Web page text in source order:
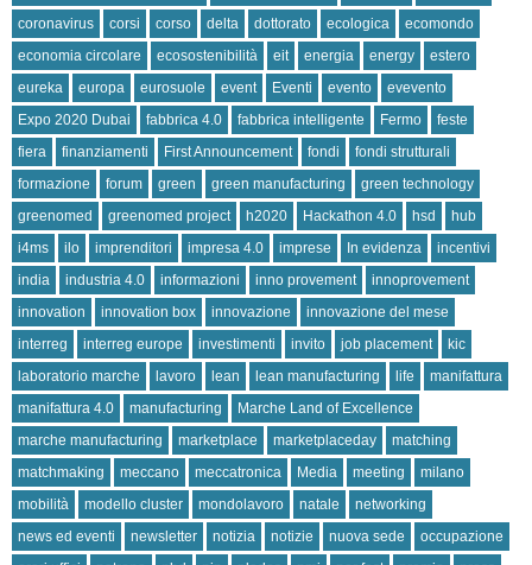
coronavirus
corsi corso delta dottorato ecologica
ecomondo
economia circolare
ecosostenibilità eit energia energy
estero
eureka
europa eurosuole event Eventi evento
evevento
Expo 2020 Dubai
fabbrica 4.0 fabbrica intelligente Fermo
feste
fiera
finanziamenti First Announcement fondi
fondi strutturali
formazione
forum green green manufacturing
green technology
greenomed
greenomed project h2020 Hackathon 4.0 hsd
hub
i4ms
ilo imprenditori impresa 4.0 imprese In evidenza
incentivi
india
industria 4.0 informazioni inno provement
innoprovement
innovation
innovation box innovazione
innovazione del mese
interreg
interreg europe investimenti invito job placement
kic
laboratorio marche
lavoro lean lean manufacturing life
manifattura
manifattura 4.0
manufacturing
Marche Land of Excellence
marche manufacturing
marketplace marketplaceday
matching
matchmaking
meccano meccatronica Media meeting
milano
mobilità
modello cluster mondolavoro natale
networking
news ed eventi
newsletter notizia notizie nuova sede
occupazione